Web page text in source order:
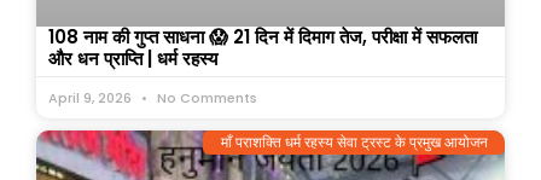
108 नाम की गुप्त साधना 😱 21 दिन में दिमाग तेज, परीक्षा में सफलता
और धन प्राप्ति | धर्म रहस्य
April 9, 2026 No Comments
माँ पराशक्ति धर्म रहस्य सेवा ट्रस्ट के प्रमुख आयोजन